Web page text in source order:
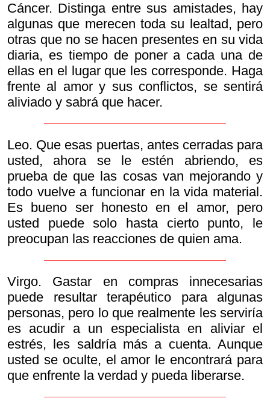
Cáncer. Distinga entre sus amistades, hay
algunas que merecen toda su lealtad, pero
otras que no se hacen presentes en su vida
diaria, es tiempo de poner a cada una de
ellas en el lugar que les corresponde. Haga
frente al amor y sus conflictos, se sentirá
aliviado y sabrá que hacer.
Leo. Que esas puertas, antes cerradas para
usted, ahora se le estén abriendo, es
prueba de que las cosas van mejorando y
todo vuelve a funcionar en la vida material.
Es bueno ser honesto en el amor, pero
usted puede solo hasta cierto punto, le
preocupan las reacciones de quien ama.
Virgo. Gastar en compras innecesarias
puede resultar terapéutico para algunas
personas, pero lo que realmente les serviría
es acudir a un especialista en aliviar el
estrés, les saldría más a cuenta. Aunque
usted se oculte, el amor le encontrará para
que enfrente la verdad y pueda liberarse.